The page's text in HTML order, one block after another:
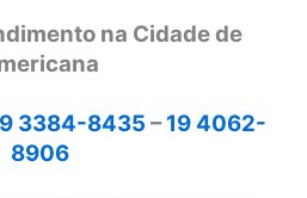
na Cidade de
3384-8435 –19 4062-
8906